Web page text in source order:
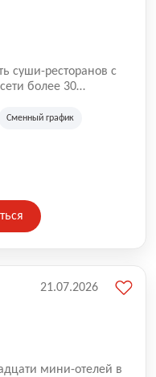
суши-pеcторанoв с
составляет 4,9.
Сменный график
мини-отелей в
21.07.2026